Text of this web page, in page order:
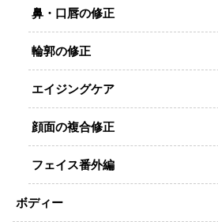
鼻・口唇の修正
輪郭の修正
エイジングケア
顔面の複合修正
フェイス番外編
ボディー